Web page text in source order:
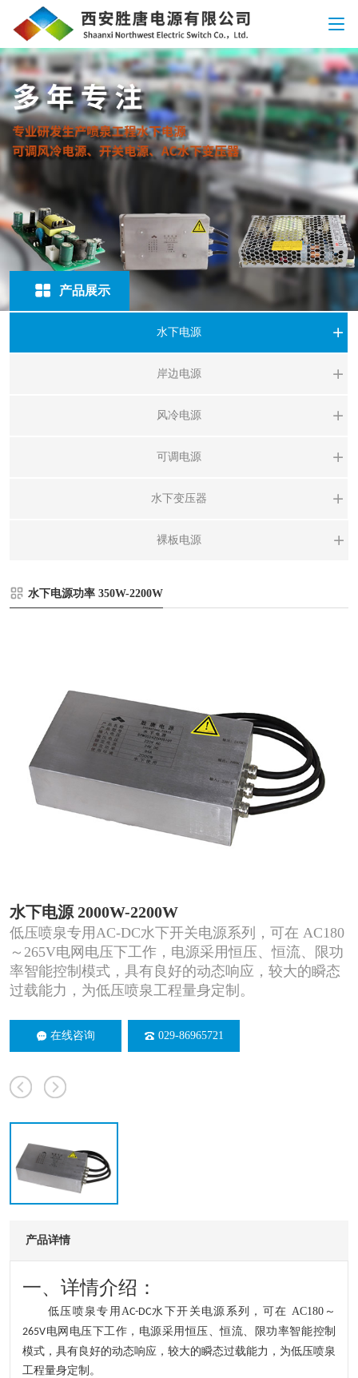
产品展示
水下电源
岸边电源
风冷电源
可调电源
水下变压器
裸板电源
水下电源功率 350W-2200W
水下电源 2000W-2200W
低压喷泉专用AC-DC水下开关电源系列，可在 AC180
～265V电网电压下工作，电源采用恒压、恒流、限功
率智能控制模式，具有良好的动态响应，较大的瞬态
过载能力，为低压喷泉工程量身定制。
在线咨询 029-86965721
产品详情
一、详情介绍：
低压喷泉专用AC-DC水下开关电源系列 ， 可在 AC180～
265V电网电压下工作 ， 电源采用恒压、恒流、限功率智能控制
模式，具有 良好的动态响应，较大的瞬态过载能力，为低压喷泉
工程量身定制。